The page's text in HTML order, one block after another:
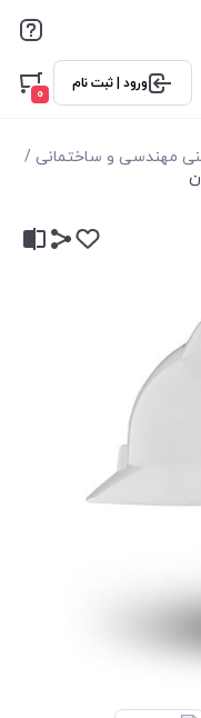
ورود | ثبت نام
0
مهندسی و ساختمانی /